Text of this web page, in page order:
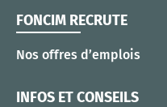
FONCIM RECRUTE
Nos offres d’emplois
INFOS ET CONSEILS